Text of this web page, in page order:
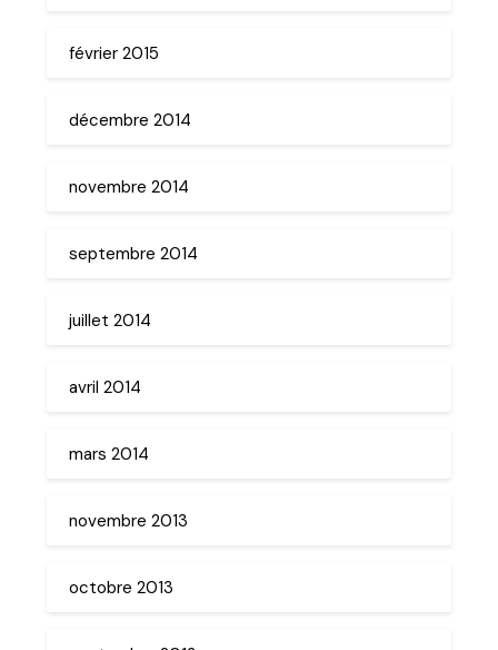
février 2015
décembre 2014
novembre 2014
septembre 2014
juillet 2014
avril 2014
mars 2014
novembre 2013
octobre 2013